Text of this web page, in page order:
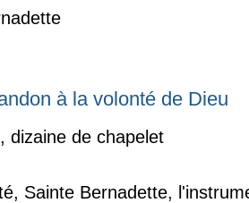
à la volonté de Dieu
dizaine de chapelet
Sainte Bernadette,